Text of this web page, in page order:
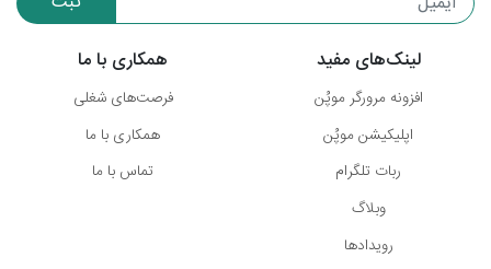
لینک‌های مفید
افزونه مرورگر موپُن
اپلیکیشن موپُن
ربات تلگرام
وبلاگ
رویدادها
همکاری با ما
فرصت‌های شغلی
همکاری با ما
تماس با ما